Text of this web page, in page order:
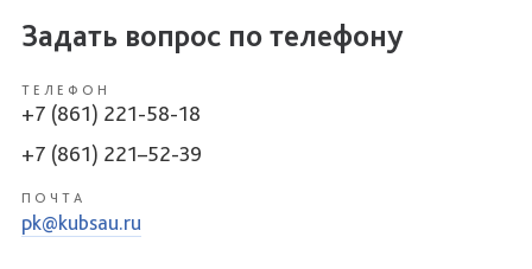
Задать вопрос по телефону
ТЕЛЕФОН
+7 (861) 221-58-18
+7 (861) 221–52-39
ПОЧТА
pk@kubsau.ru